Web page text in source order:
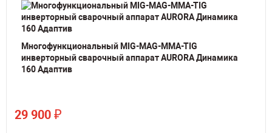
Многофункциональный MIG-MAG-MMA-TIG
инверторный сварочный аппарат AURORA Динамика
160 Адаптив
29 900 ₽